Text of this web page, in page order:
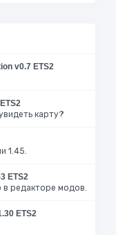
v0.7 ETS2
карту?
1.45.
ETS2
в редакторе модов.
ETS2